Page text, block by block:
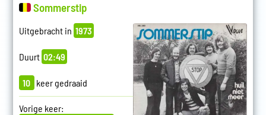
Sommerstip
Uitgebracht in 1973
Duurt 02:49
10 keer gedraaid
Vorige keer: